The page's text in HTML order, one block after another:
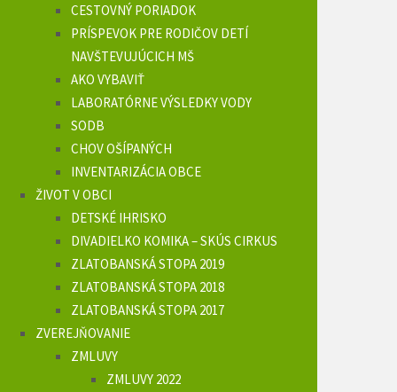
CESTOVNÝ PORIADOK
PRÍSPEVOK PRE RODIČOV DETÍ
NAVŠTEVUJÚCICH MŠ
AKO VYBAVIŤ
LABORATÓRNE VÝSLEDKY VODY
SODB
CHOV OŠÍPANÝCH
INVENTARIZÁCIA OBCE
ŽIVOT V OBCI
DETSKÉ IHRISKO
DIVADIELKO KOMIKA – SKÚS CIRKUS
ZLATOBANSKÁ STOPA 2019
ZLATOBANSKÁ STOPA 2018
ZLATOBANSKÁ STOPA 2017
ZVEREJŇOVANIE
ZMLUVY
ZMLUVY 2022